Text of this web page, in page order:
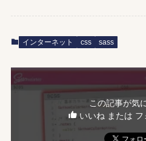
インターネット css sass
この記事が気
いいね または フ